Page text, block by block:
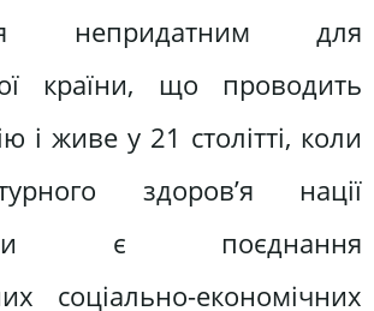
непридатним для
країни, що проводить
і живе у 21 столітті, коли
здоров’я нації
є поєднання
соціально-економічних